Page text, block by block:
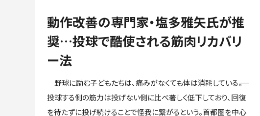
動作改善の専門家・塩多雅矢氏が推
奨…投球で酷使される筋肉リカバリ
ー法
野球に励む子どもたちは、痛みがなくても体は消耗している――。
投球する側の筋力は投げない側に比べ著しく低下しており、回復
を待たずに投げ続けることで怪我に繋がるという。首都圏を中心